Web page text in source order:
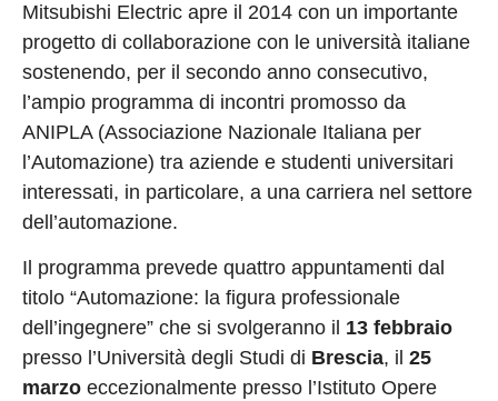
Mitsubishi Electric apre il 2014 con un importante
progetto di collaborazione con le università italiane
sostenendo, per il secondo anno consecutivo,
l’ampio programma di incontri promosso da
ANIPLA (Associazione Nazionale Italiana per
l’Automazione) tra aziende e studenti universitari
interessati, in particolare, a una carriera nel settore
dell’automazione.
Il programma prevede quattro appuntamenti dal
titolo “Automazione: la figura professionale
dell’ingegnere” che si svolgeranno il 13 febbraio
presso l’Università degli Studi di Brescia, il 25
marzo eccezionalmente presso l’Istituto Opere